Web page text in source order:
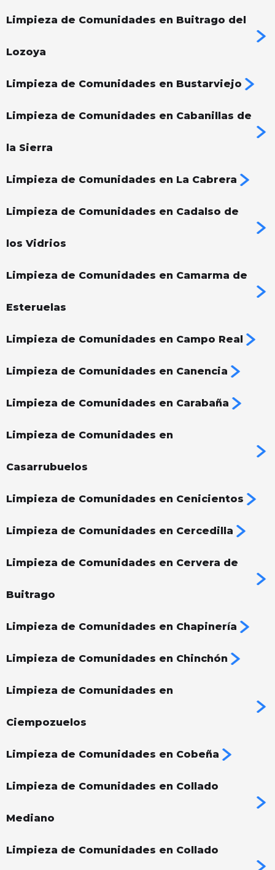
Limpieza de Comunidades en Buitrago del
Lozoya
Limpieza de Comunidades en Bustarviejo
Limpieza de Comunidades en Cabanillas de
la Sierra
Limpieza de Comunidades en La Cabrera
Limpieza de Comunidades en Cadalso de
los Vidrios
Limpieza de Comunidades en Camarma de
Esteruelas
Limpieza de Comunidades en Campo Real
Limpieza de Comunidades en Canencia
Limpieza de Comunidades en Carabaña
Limpieza de Comunidades en
Casarrubuelos
Limpieza de Comunidades en Cenicientos
Limpieza de Comunidades en Cercedilla
Limpieza de Comunidades en Cervera de
Buitrago
Limpieza de Comunidades en Chapinería
Limpieza de Comunidades en Chinchón
Limpieza de Comunidades en
Ciempozuelos
Limpieza de Comunidades en Cobeña
Limpieza de Comunidades en Collado
Mediano
Limpieza de Comunidades en Collado